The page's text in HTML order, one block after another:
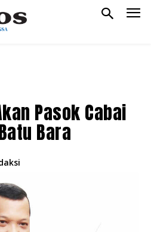
Pasok Cabai
Bara